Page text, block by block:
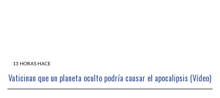
13 HORAS HACE
Vaticinan que un planeta oculto podría causar el apocalipsis (Vídeo)